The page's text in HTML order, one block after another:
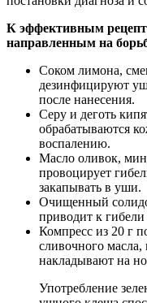
К эффективным
направленным на
Соком лимона,
дезинфицируют
после нанесения.
Серу и деготь
обрабатываются
воспалению.
Масло оливок,
провоцирует
закапывать в уши.
Очищенный
приводит к
Компресс из 20 г
сливочного масла,
накладывают на
Употребление